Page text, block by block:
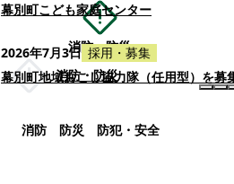
消防・防災
消防・防災
消防 防災 防犯・安全
幕別町こども家庭センター
2026年7月3日 採用・募集
幕別町地域おこし協力隊（任用型）を募